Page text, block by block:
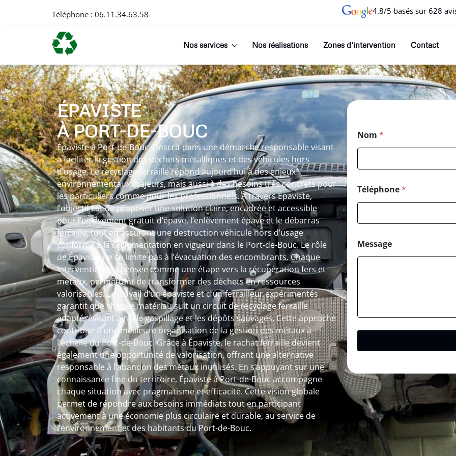
Téléphone : 06.11.34.63.58 4.8/5 basés sur 628
Nos services Nos réalisations Zones d’intervention Contact
ÉPAVISTE
À PORT-DE-BOUC
Épaviste à Port-de-Bouc s’inscrit dans une démarche responsable visant
à faciliter la gestion des déchets métalliques et des véhicules hors
d’usage. Le recyclage ferraille répond aujourd’hui à des enjeux
environnementaux majeurs, mais aussi à des besoins très concrets pour
les particuliers comme pour les professionnels. À travers Épaviste,
l’objectif est de proposer une solution claire, encadrée et accessible
pour l’enlèvement gratuit d’épave, l’enlèvement épave et le débarras
ferraille, tout en assurant une destruction véhicule hors d’usage
conforme à la réglementation en vigueur dans le Port-de-Bouc. Le rôle
de Épaviste ne se limite pas à l’évacuation des encombrants. Chaque
intervention est pensée comme une étape vers la récupération fers et
métaux, permettant de transformer des déchets en ressources
valorisables. Le travail d’un épaviste et d’un ferrailleur expérimentés
garantit que chaque matériau suit un circuit de recyclage ferraille
adapté, évitant ainsi le gaspillage et les dépôts sauvages. Cette approche
contribue à une meilleure organisation de la gestion des métaux à
l’échelle du Port-de-Bouc. Grâce à Épaviste, le rachat ferraille devient
également une opportunité de valorisation, offrant une alternative
responsable à l’abandon des métaux inutilisés. En s’appuyant sur une
connaissance fine du territoire, Épaviste à Port-de-Bouc accompagne
chaque situation avec pragmatisme et efficacité. Cette vision globale
permet de répondre aux besoins immédiats tout en participant
activement à une économie plus circulaire et durable, au service de
l’environnement et des habitants du Port-de-Bouc.
Nom *
Téléphone*
Message